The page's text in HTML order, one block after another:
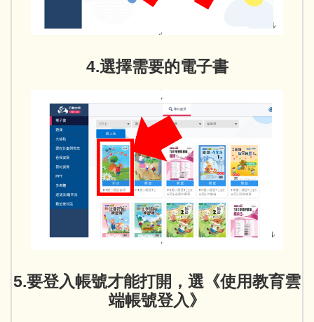
4.選擇需要的電子書
5.要登入帳號才能打開，選《使用教育雲
端帳號登入》